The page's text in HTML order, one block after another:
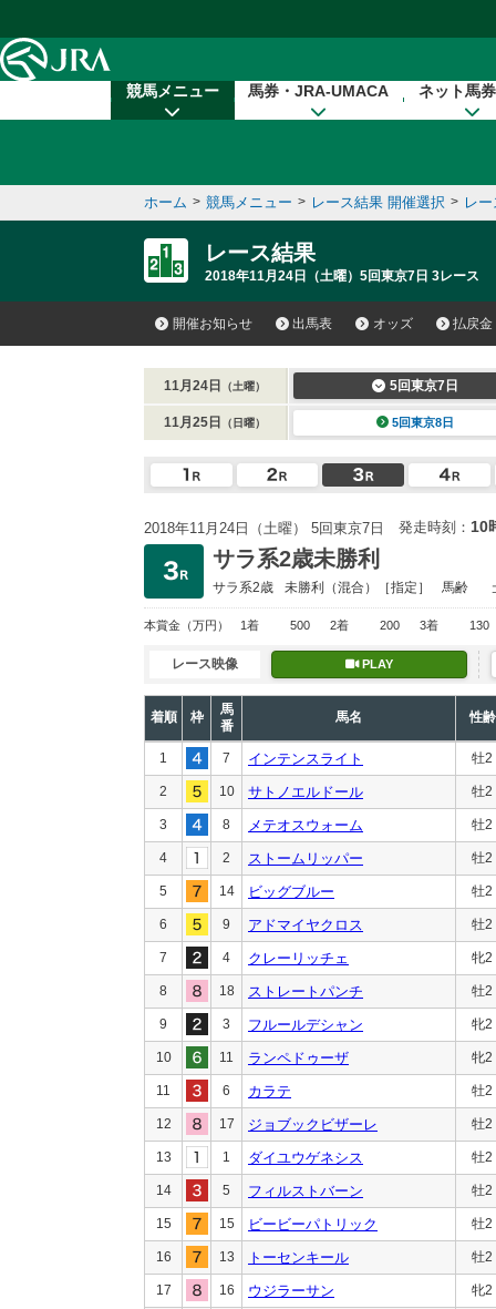
競馬メニュー 馬券・JRA-UMACA ネット馬
ホーム > 競馬メニュー > レース結果 開催選択 > レ
レース結果
2018年11月24日（土曜）5回東京7日 3レース
開催お知らせ 出馬表 オッズ 払戻金
11月24日 （土曜） 5回東京7日
11月25日 （日曜） 5回東京8日
2018年11月24日（土曜） 5回東京7日 発走時刻： 10
サラ系2歳未勝利
サラ系2歳 未勝利 （混合）［指定］ 馬齢
本賞金 （万円） 1着 500 2着 200 3着 130
レース映像 PLAY
着順 枠
馬
番
馬名 性齢
1 7 インテンスライト 牡2
2 10 サトノエルドール 牡2
3 8 メテオスウォーム 牡2
4 2 ストームリッパー 牡2
5 14 ビッグブルー 牡2
6 9 アドマイヤクロス 牡2
7 4 クレーリッチェ 牝2
8 18 ストレートパンチ 牡2
9 3 フルールデシャン 牝2
10 11 ランペドゥーザ 牝2
11 6 カラテ 牡2
12 17 ジョブックビザーレ 牡2
13 1 ダイユウゲネシス 牡2
14 5 フィルストバーン 牡2
15 15 ビービーパトリック 牡2
16 13 トーセンキール 牡2
17 16 ウジラーサン 牝2